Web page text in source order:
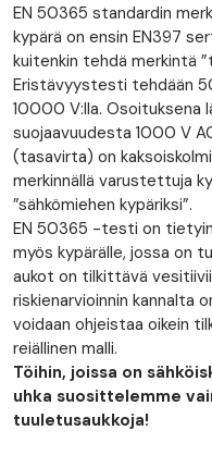
EN 50365 standardin
kypärä on ensin EN397
kuitenkin tehdä merkintä
Eristävyystesti tehdään
10000 V:lla.
suojaavuudesta 1000 V
(tasavirta) on
merkinnällä varustettuja
”sähkömiehen kypäriksi”.
EN 50365 -testi on
myös kypärälle, jossa on
aukot on tilkittävä
riskienarvioinnin kannalta
voidaan ohjeistaa oikein
reiällinen malli.
Töihin, joissa on
uhka suosittelemme
tuuletusaukkoja!